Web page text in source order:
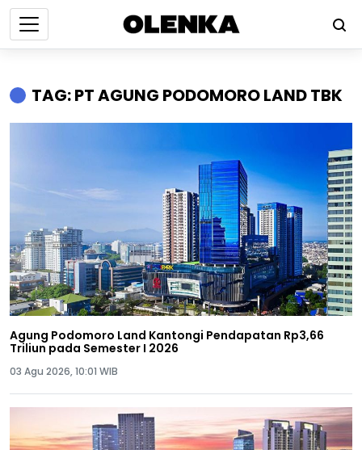
TAG: PT AGUNG PODOMORO LAND TBK
Agung Podomoro Land Kantongi Pendapatan Rp3,66
Triliun pada Semester I 2026
03 Agu 2026, 10:01 WIB